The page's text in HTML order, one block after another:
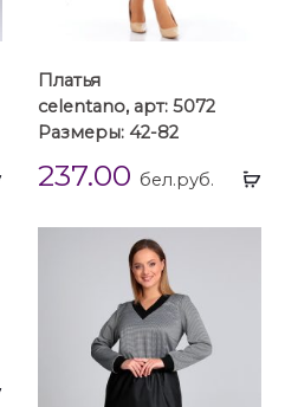
Выбрать
Платья
celentano, арт: 5072
Размеры: 42-82
237.00 бел.руб.
Выбрать